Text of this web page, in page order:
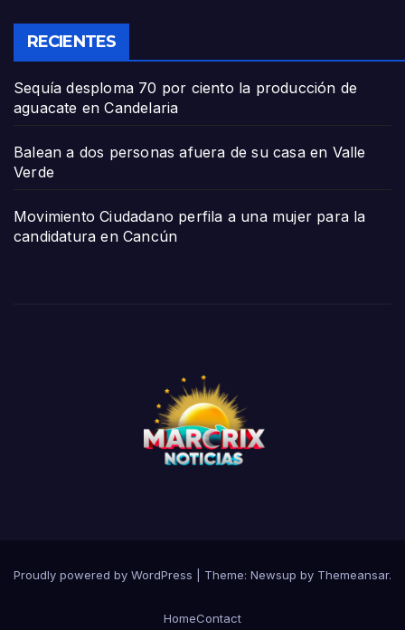
RECIENTES
Sequía desploma 70 por ciento la producción de
aguacate en Candelaria
Balean a dos personas afuera de su casa en Valle
Verde
Movimiento Ciudadano perfila a una mujer para la
candidatura en Cancún
Proudly powered by WordPress Theme: Newsup by Themeansar.
HomeContact